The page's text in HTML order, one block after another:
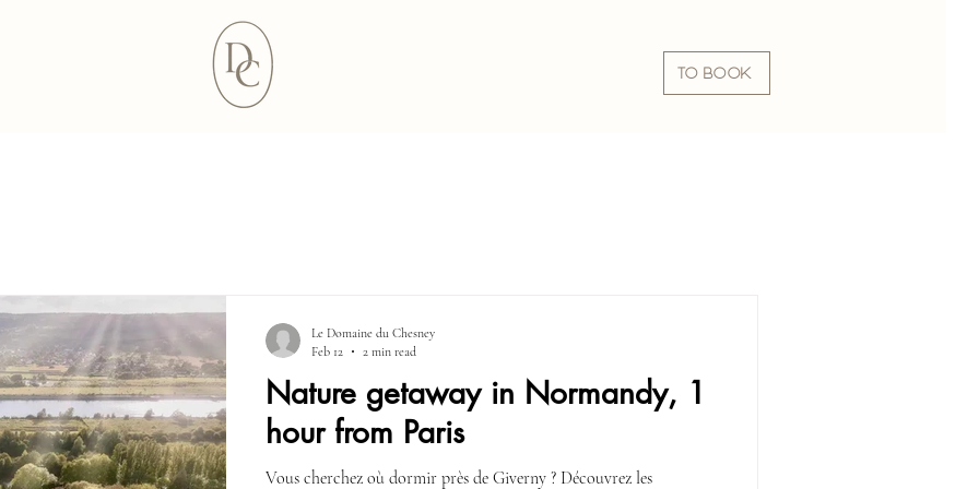
TO BOOK
Nature getaway in Normandy, 1
hour from Paris
Vous cherchez où dormir près de Giverny ? Découvrez les
Le Domaine du Chesney
Feb 12
2 min read